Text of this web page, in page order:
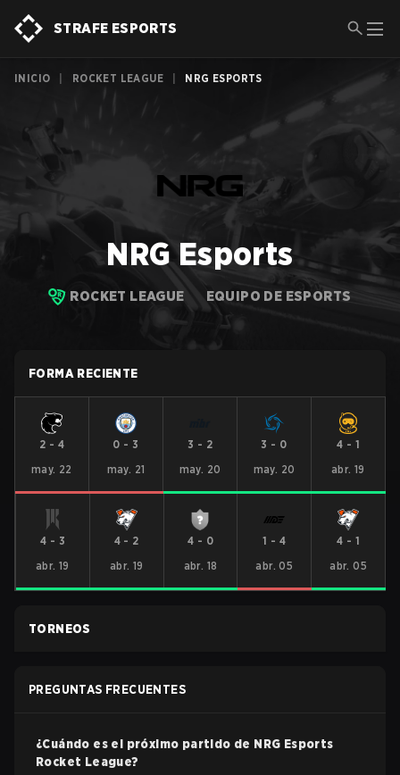
STRAFE ESPORTS
INICIO ROCKET LEAGUE NRG ESPORTS
NRG Esports
ROCKET LEAGUE EQUIPO DE ESPORTS
FORMA RECIENTE
2 - 4
may. 22
0 - 3
may. 21
3 - 2
may. 20
3 - 0
may. 20
4 - 1
abr. 19
4 - 3
abr. 19
4 - 2
abr. 19
4 - 0
abr. 18
1 - 4
abr. 05
4 - 1
abr. 05
TORNEOS
PREGUNTAS FRECUENTES
¿Cuándo es el próximo partido de NRG Esports
Rocket League?